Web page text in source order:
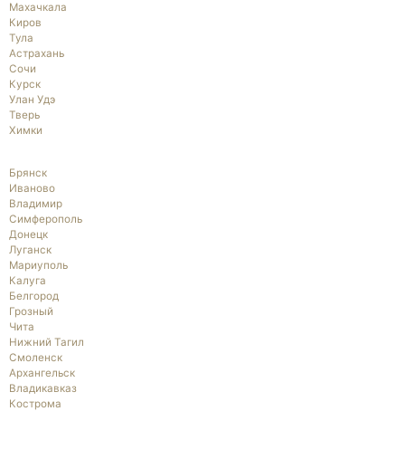
Махачкала
Киров
Тула
Астрахань
Сочи
Курск
Улан Удэ
Тверь
Химки
Брянск
Иваново
Владимир
Симферополь
Донецк
Луганск
Мариуполь
Калуга
Белгород
Грозный
Чита
Нижний Тагил
Смоленск
Архангельск
Владикавказ
Кострома